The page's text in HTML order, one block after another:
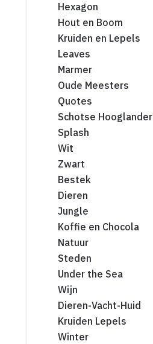
Hexagon
Hout en Boom
Kruiden en Lepels
Leaves
Marmer
Oude Meesters
Quotes
Schotse Hooglander
Splash
Wit
Zwart
Bestek
Dieren
Jungle
Koffie en Chocola
Natuur
Steden
Under the Sea
Wijn
Dieren-Vacht-Huid
Kruiden Lepels
Winter